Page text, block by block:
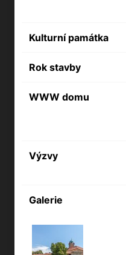
Kulturní památka
Rok stavby
WWW domu
Výzvy
Galerie